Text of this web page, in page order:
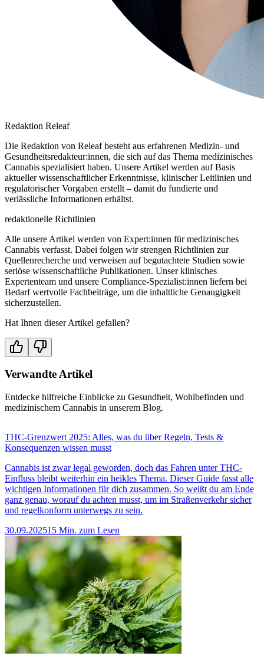
Redaktion Releaf
Die Redaktion von Releaf besteht aus erfahrenen Medizin- und
Gesundheitsredakteur:innen, die sich auf das Thema medizinisches
Cannabis spezialisiert haben. Unsere Artikel werden auf Basis
aktueller wissenschaftlicher Erkenntnisse, klinischer Leitlinien und
regulatorischer Vorgaben erstellt – damit du fundierte und
verlässliche Informationen erhältst.
redaktionelle Richtlinien
Alle unsere Artikel werden von Expert:innen für medizinisches
Cannabis verfasst. Dabei folgen wir strengen Richtlinien zur
Quellenrecherche und verweisen auf begutachtete Studien sowie
seriöse wissenschaftliche Publikationen. Unser klinisches
Expertenteam und unsere Compliance-Spezialist:innen liefern bei
Bedarf wertvolle Fachbeiträge, um die inhaltliche Genaugigkeit
sicherzustellen.
Hat Ihnen dieser Artikel gefallen?
Verwandte Artikel
Entdecke hilfreiche Einblicke zu Gesundheit, Wohlbefinden und
medizinischem Cannabis in unserem Blog.
THC-Grenzwert 2025: Alles, was du über Regeln, Tests &
Konsequenzen wissen musst
Cannabis ist zwar legal geworden, doch das Fahren unter THC-
Einfluss bleibt weiterhin ein heikles Thema. Dieser Guide fasst alle
wichtigen Informationen für dich zusammen. So weißt du am Ende
ganz genau, worauf du achten musst, um im Straßenverkehr sicher
und regelkonform unterwegs zu sein.
30.09.202515 Min. zum Lesen